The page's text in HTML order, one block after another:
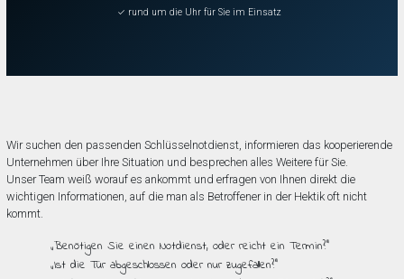
✓ rund um die Uhr für Sie im Einsatz
Wir suchen den passenden Schlüsselnotdienst, informieren das kooperierende
Unternehmen über Ihre Situation und besprechen alles Weitere für Sie.
Unser Team weiß worauf es ankommt und erfragen von Ihnen direkt die
wichtigen Informationen, auf die man als Betroffener in der Hektik oft nicht
kommt.
„Benötigen Sie einen Notdienst, oder reicht ein Termin?”
„Ist die Tür abgeschlossen oder nur zugefallen?”